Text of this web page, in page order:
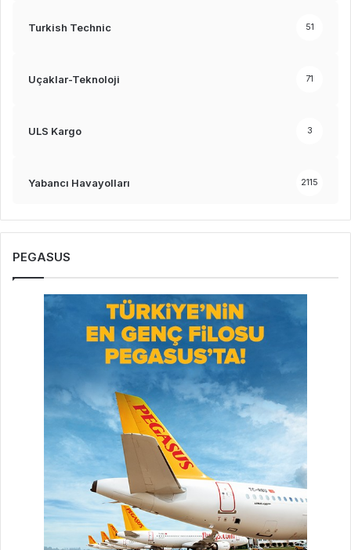
Turkish Technic 51
Uçaklar-Teknoloji 71
ULS Kargo 3
Yabancı Havayolları 2115
PEGASUS